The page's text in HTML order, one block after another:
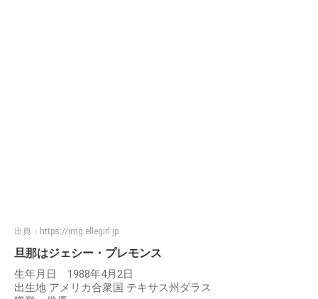
出典： https://img.ellegirl.jp
旦那はジェシー・プレモンス
生年月日 1988年4月2日
出生地 アメリカ合衆国 テキサス州ダラス